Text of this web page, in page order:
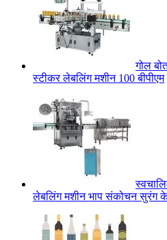
गोल
स्टीकर लेबलिंग मशीन 100 बीपीएम
लेबलिंग मशीन भाप संकोचन सुरंग